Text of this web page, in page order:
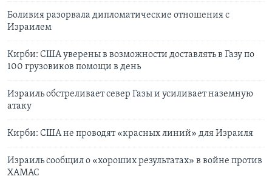
Боливия разорвала дипломатические отношения с
Израилем
Кирби: США уверены в возможности доставлять в Газу по
100 грузовиков помощи в день
Израиль обстреливает север Газы и усиливает наземную
атаку
Кирби: США не проводят «красных линий» для Израиля
Израиль сообщил о «хороших результатах» в войне против
ХАМАС